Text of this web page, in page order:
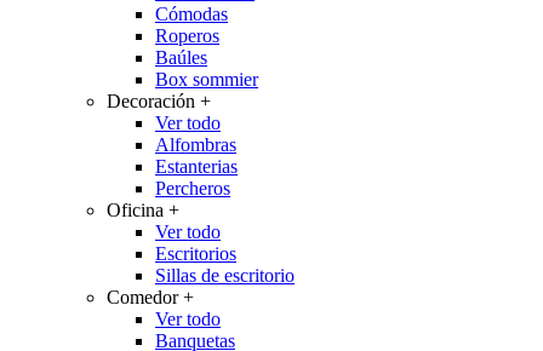
Cómodas
Roperos
Baúles
Box sommier
Decoración +
Ver todo
Alfombras
Estanterias
Percheros
Oficina +
Ver todo
Escritorios
Sillas de escritorio
Comedor+
Ver todo
Banquetas